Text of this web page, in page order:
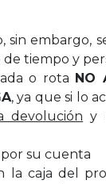
embargo,
tiempo y
o rota NO
, ya que si lo
devolución y
su cuenta
la caja del